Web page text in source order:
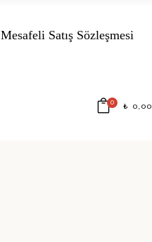
Mesafeli Satış Sözleşmesi
0 ₺ 0,00